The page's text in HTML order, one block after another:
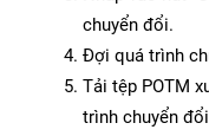
chuyển đổi.
Đợi quá trình
Tải tệp POTM
trình chuyển